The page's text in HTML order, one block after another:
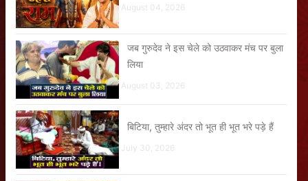
August 04, 2026
जब गुरुदेव ने इस चेले को उठवाकर मंच पर बुला
लिया
August 03, 2026
बिटिया, तुम्हारे अंदर तो भूत ही भूत भरे पड़े हैं
July 30, 2026